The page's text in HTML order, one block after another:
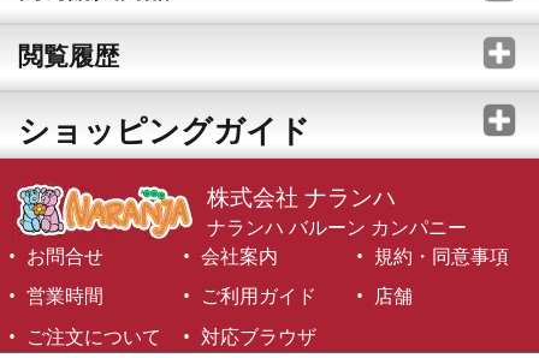
閲覧履歴
ショッピングガイド
株式会社 ナランハ
ナランハ バルーン カンパニー
お問合せ
会社案内
規約・同意事項
営業時間
ご利用ガイド
店舗
ご注文について
対応ブラウザ